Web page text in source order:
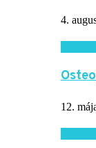
4.
12.